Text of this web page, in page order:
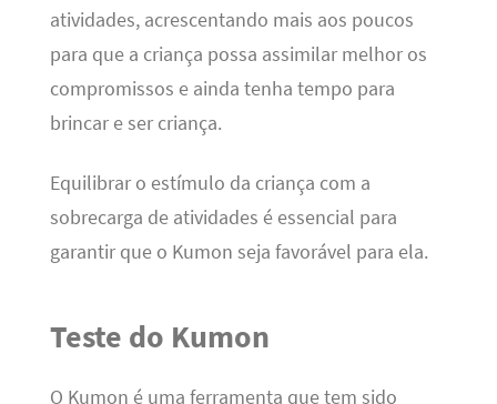
atividades, acrescentando mais aos poucos
para que a criança possa assimilar melhor os
compromissos e ainda tenha tempo para
brincar e ser criança.
Equilibrar o estímulo da criança com a
sobrecarga de atividades é essencial para
garantir que o Kumon seja favorável para ela.
Teste do Kumon
O Kumon é uma ferramenta que tem sido